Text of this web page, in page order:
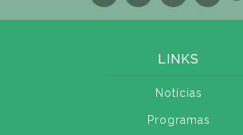
LINKS
Notícias
Programas